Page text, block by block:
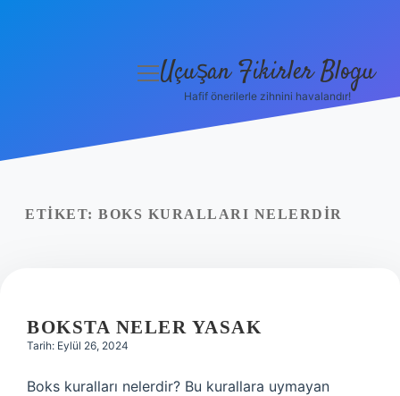
Yasal Uyarı
menüyü
Uçuşan Fikirler Blogu
Hafif önerilerle zihnini havalandır!
ETIKET: BOKS KURALLARI NELERDIR
BOKSTA NELER YASAK
Tarih: Eylül 26, 2024
Boks kuralları nelerdir? Bu kurallara uymayan